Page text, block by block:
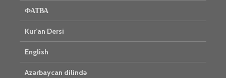
ФАТВА
Kur’an Dersi
English
Azərbaycan dilində